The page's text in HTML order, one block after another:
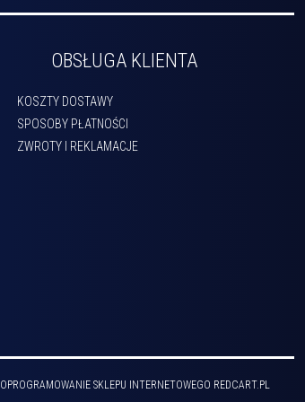
OBSŁUGA KLIENTA
KOSZTY DOSTAWY
SPOSOBY PŁATNOŚCI
ZWROTY I REKLAMACJE
OPROGRAMOWANIE SKLEPU INTERNETOWEGO REDCART.PL